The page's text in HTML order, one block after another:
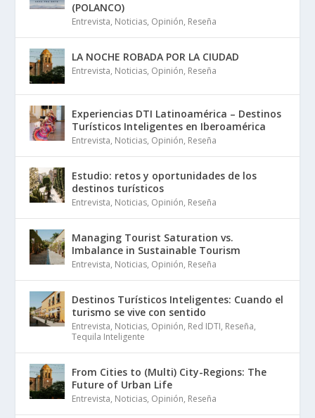
(POLANCO)
Entrevista, Noticias, Opinión, Reseña
LA NOCHE ROBADA POR LA CIUDAD
Entrevista, Noticias, Opinión, Reseña
Experiencias DTI Latinoamérica – Destinos
Turísticos Inteligentes en Iberoamérica
Entrevista, Noticias, Opinión, Reseña
Estudio: retos y oportunidades de los
destinos turísticos
Entrevista, Noticias, Opinión, Reseña
Managing Tourist Saturation vs.
Imbalance in Sustainable Tourism
Entrevista, Noticias, Opinión, Reseña
Destinos Turísticos Inteligentes: Cuando el
turismo se vive con sentido
Entrevista, Noticias, Opinión, Red IDTI, Reseña,
Tequila Inteligente
From Cities to (Multi) City-Regions: The
Future of Urban Life
Entrevista, Noticias, Opinión, Reseña